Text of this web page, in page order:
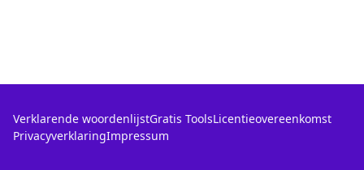
Verklarende woordenlijstGratis ToolsLicentieovereenkomst
PrivacyverklaringImpressum